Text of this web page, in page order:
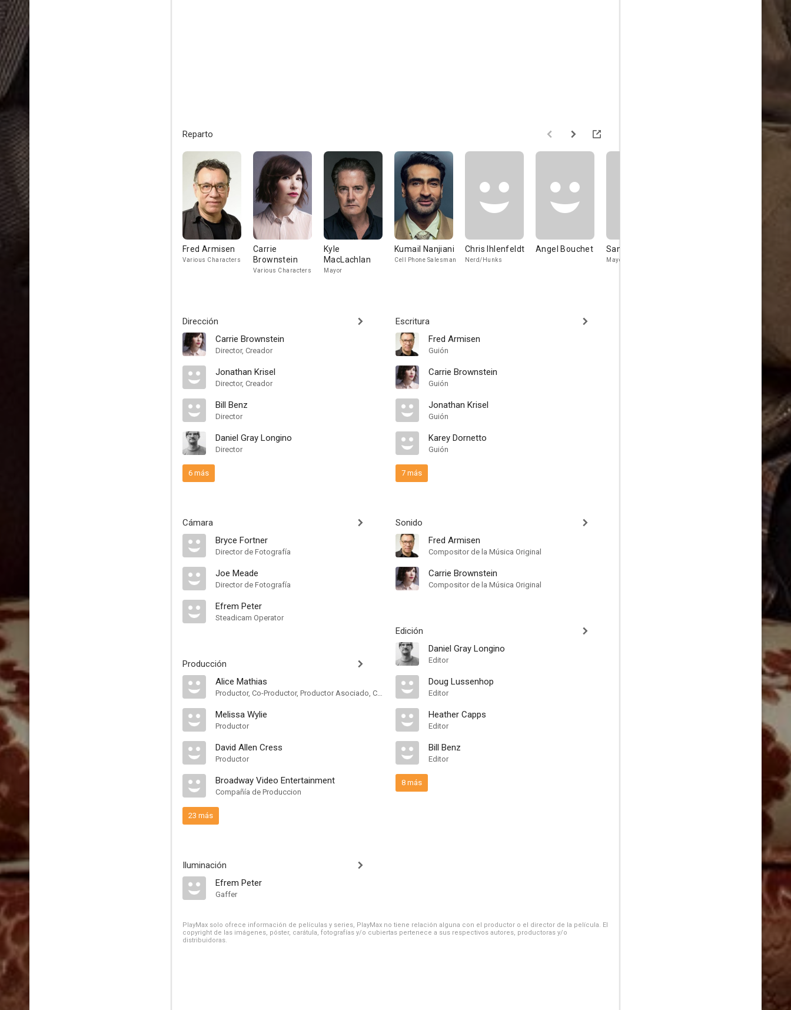
Reparto
Fred Armisen
Various Characters
Carrie
Brownstein
Various Characters
Kyle
MacLachlan
Mayor
Kumail Nanjiani
Cell Phone Salesman
Chris Ihlenfeldt
Nerd/Hunks
Angel Bouchet Sam Adams
Mayor's assistant
Dirección
Carrie Brownstein
Director, Creador
Jonathan Krisel
Director, Creador
Bill Benz
Director
Daniel Gray Longino
Director
6 más
Cámara
Bryce Fortner
Director de Fotografía
Joe Meade
Director de Fotografía
Efrem Peter
Steadicam Operator
Producción
Alice Mathias
Productor, Co-Productor, Productor Asociado, Co-Productor Ejecutivo, Productor Ejecutivo
Melissa Wylie
Productor
David Allen Cress
Productor
Broadway Video Entertainment
Compañía de Produccion
23 más
Iluminación
Efrem Peter
Gaffer
Escritura
Fred Armisen
Guión
Carrie Brownstein
Guión
Jonathan Krisel
Guión
Karey Dornetto
Guión
7 más
Sonido
Fred Armisen
Compositor de la Música Original
Carrie Brownstein
Compositor de la Música Original
Edición
Daniel Gray Longino
Editor
Doug Lussenhop
Editor
Heather Capps
Editor
Bill Benz
Editor
8 más
PlayMax solo ofrece información de películas y series, PlayMax no tiene relación alguna con el productor o el director de la película. El
copyright de las imágenes, póster, carátula, fotografías y/o cubiertas pertenece a sus respectivos autores, productoras y/o
distribuidoras.